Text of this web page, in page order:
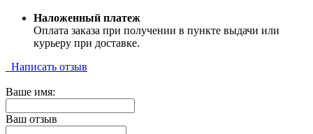
Наложенный платеж
Оплата заказа при получении в пункте выдачи или
курьеру при доставке.
Написать отзыв
Ваше имя:
Ваш отзыв